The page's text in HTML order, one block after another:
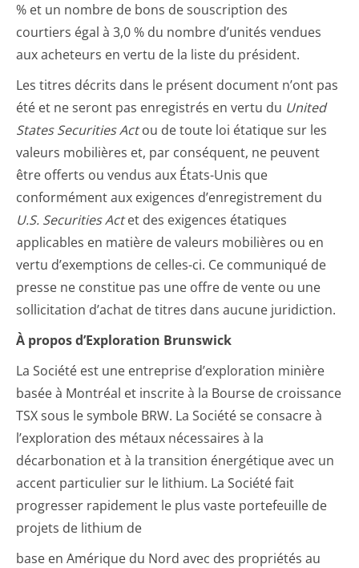
% et un nombre de bons de souscription des
courtiers égal à 3,0 % du nombre d’unités vendues
aux acheteurs en vertu de la liste du président.
Les titres décrits dans le présent document n’ont pas
été et ne seront pas enregistrés en vertu du United
States Securities Actou de toute loi étatique sur les
valeurs mobilières et, par conséquent, ne peuvent
être offerts ou vendus aux États-Unis que
conformément aux exigences d’enregistrement du
U.S. Securities Actet des exigences étatiques
applicables en matière de valeurs mobilières ou en
vertu d’exemptions de celles-ci. Ce communiqué de
presse ne constitue pas une offre de vente ou une
sollicitation d’achat de titres dans aucune juridiction.
À propos d’Exploration Brunswick
La Société est une entreprise d’exploration minière
basée à Montréal et inscrite à la Bourse de croissance
TSX sous le symbole BRW. La Société se consacre à
l’exploration des métaux nécessaires à la
décarbonation et à la transition énergétique avec un
accent particulier sur le lithium. La Société fait
progresser rapidement le plus vaste portefeuille de
projets de lithium de
base en Amérique du Nord avec des propriétés au